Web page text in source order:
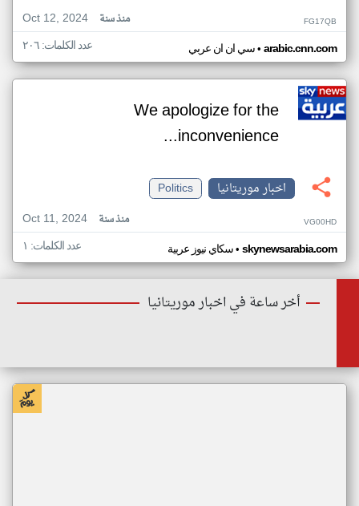
Oct 12, 2024
منذ سنة FG17QB
سي ان ان عربي• arabic.cnn.com عدد الكلمات: ٢٠٦
We apologize for the
inconvenience...
اخبار موريتانيا
Politics
Oct 11, 2024
منذ سنة VG00HD
سكاي نيوز عربية• skynewsarabia.com عدد الكلمات: ١
أخر ساعة في اخبار موريتانيا